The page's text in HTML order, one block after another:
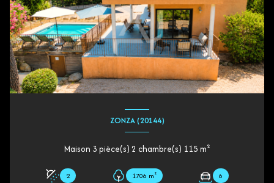
ZONZA (20144)
Maison 3 pièce(s) 2 chambre(s) 115 m²
2 1706 m² 6